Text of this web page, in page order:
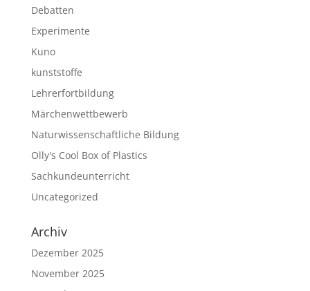
Debatten
Experimente
Kuno
kunststoffe
Lehrerfortbildung
Märchenwettbewerb
Naturwissenschaftliche Bildung
Olly's Cool Box of Plastics
Sachkundeunterricht
Uncategorized
Archiv
Dezember 2025
November 2025